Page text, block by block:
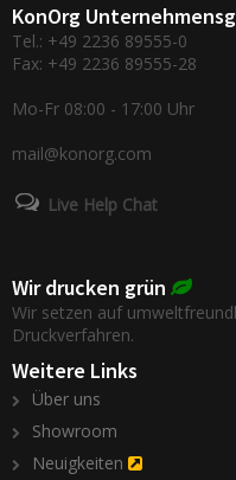
KonOrg
Tel.: +49 2236 89555-0
Fax: +49 2236 89555-28
Mo-Fr 08:00 - 17:00 Uhr
mail@konorg.com
Live Help Chat
Wir drucken grün
Wir setzen auf
Druckverfahren.
Weitere Links
Über uns
Showroom
Neuigkeiten